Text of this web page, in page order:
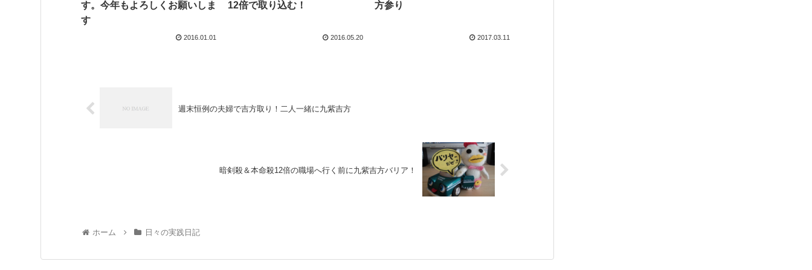
す。今年もよろしくお願いしま
す
2016.01.01
12倍で取り込む！
2016.05.20
方参り
2017.03.11
週末恒例の夫婦で吉方取り！二人一緒に九紫吉方
暗剣殺＆本命殺12倍の職場へ行く前に九紫吉方バリア！
ホーム 日々の実践日記